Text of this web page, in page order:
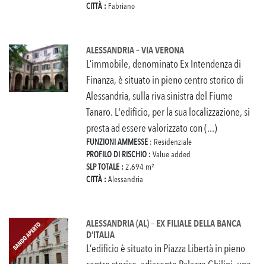
CITTÀ : Fabriano
ALESSANDRIA – VIA VERONA
L’immobile, denominato Ex Intendenza di
Finanza, è situato in pieno centro storico di
Alessandria, sulla riva sinistra del Fiume
Tanaro. L'edificio, per la sua localizzazione, si
presta ad essere valorizzato con (...)
FUNZIONI AMMESSE : Residenziale
PROFILO DI RISCHIO : Value added
SLP TOTALE : 2.694 m²
CITTÀ : Alessandria
ALESSANDRIA (AL) – EX FILIALE DELLA BANCA
D’ITALIA
L’edificio è situato in Piazza Libertà in pieno